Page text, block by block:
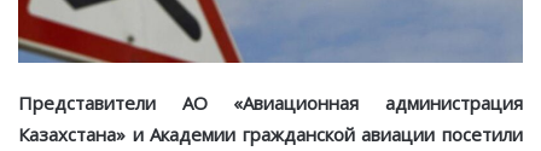
Представители АО «Авиационная администрация
Казахстана» и Академии гражданской авиации посетили